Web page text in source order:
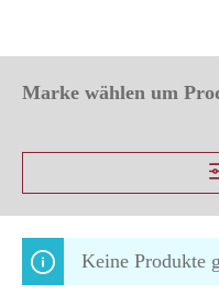
Marke wählen um
Keine Produkte